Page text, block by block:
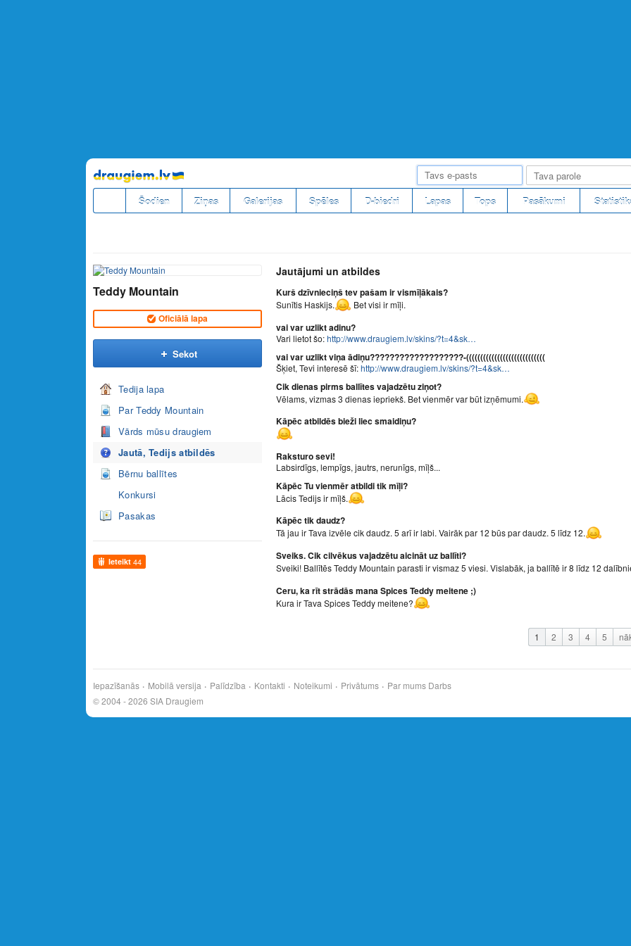
Pāriet
uz
saturu
Šodien Ziņas Galerijas Spēles D-biedri Lapas Tops Pasākumi
Teddy Mountain
Oficiālā lapa
Sekot
Tedija lapa
Par Teddy Mountain
Vārds mūsu draugiem
Jautā, Tedijs atbildēs
Bērnu ballītes
Konkursi
Pasakas
Ieteikt 44
Jautājumi un atbildes
Kurš dzīvnieciņš tev pašam ir vismīļākais?
Sunītis Haskijs. Bet visi ir mīļi.
vai var uzlikt adinu?
Vari lietot šo:http://www.draugiem.lv/skins/?t=4&sk…
vai var uzlikt viņa ādiņu???????????????????-((((((((((((((((((((((((((((
Šķiet, Tevi interesē šī:http://www.draugiem.lv/skins/?t=4&sk…
Cik dienas pirms ballītes vajadzētu ziņot?
Vēlams, vizmas 3 dienas iepriekš. Bet vienmēr var būt izņēmumi.
Kāpēc atbildēs bieži liec smaidiņu?
Raksturo sevi!
Labsirdīgs, lempīgs, jautrs, nerunīgs, mīļš...
Kāpēc Tu vienmēr atbildi tik mīļi?
Lācis Tedijs ir mīļš.
Kāpēc tik daudz?
Tā jau ir Tava izvēle cik daudz. 5 arī ir labi. Vairāk par 12 būs par daudz. 5 līdz 12.
Sveiks. Cik cilvēkus vajadzētu aicināt uz ballīti?
Sveiki! Ballītēs Teddy Mountain parasti ir vismaz 5 viesi. Vislabāk, ja ballītē ir 8 līdz 12
Ceru, ka rīt strādās mana Spices Teddy meitene ;)
Kura ir Tava Spices Teddy meitene?
1 2 3 4 5
Iepazīšanās Mobilā versija Palīdzība Kontakti Noteikumi Privātums Par mums Darbs
© 2004 - 2026 SIA Draugiem